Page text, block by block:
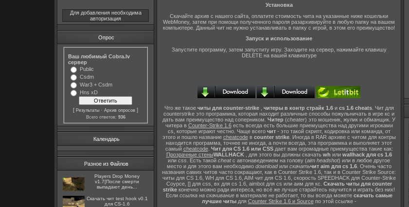
Для добавления необходима
авторизация
Опрос
Ваш любимый Cobra.lv
сервер
Public
Csdm
War3 + Csdm
Hns xD
[ Результаты · Архив опросов ]
Всего ответов: 936
Календарь
Разное из Файлов
Players Drop Money
v1.7[После смерти
выпадают день...
Скачать чит test hook v0.1
для CS-1.6
Установка
Скачайте архив с нашего сайта, оплатите стоимость чита на указанные ниже кошельки
WebMoney, затем при помощи полученного пароля разархивируйте в любую папку на вашем
компьютере. Данный чит не нужно устанавливать в папку с игрой, в этом его преимущество!
Запуск и использование
Запустите программу, затем запуститу игру. Заходите на сервер, нажимайте клавишу
DELETE на вашей клавиатуре
Что же такое читы для counter-strike, читеры в контр страйк 1.6и cs 1.6 cheats. Чит для
counterstrike это программка, которая находит различные способы пожульничать в игре кс и
дать вам преимущество над соперником. Читер (cheater) это мошеник, жулик и обманщик. У
читера в Counter-Strike 1.6есть всегда есть большие приемущества над другими игроками
cs, которые играют честно. Чаще всего чит- это такой скрипт, кодировка или команда, от
этого и пошло название cheatcodeв counter strike. Иногда в RAR архиве с читом для контры
находится программа, точнее не иногда, а почти всегда, эта программка и выполняет этот
самый cheatcode. Чит для CS 1.6 или CSSдает вам огромадные приемущества такие как:
Прозрачные стеныWALLHACK , для этого вы должны скачать wh или wallhack для cs 1.6
или css . Есть такой cheatс автонаведением на голову (aim headshot) или в любое другое
место и для этого вам необходимо downloadили скачатьчит aim для cs 1.6. Очень часто
названия самих читов часто сокращают, как в Counter Strike 1.6, так и в Counter Strike Source:
читы для CS 1.6, WH для CS 1.6, AIM чит для CS 1.6, скорость SPEEDHACK для Counter-Strike
Соурсе, [] для css, вх для cs 1.6, aimbot для cs или аим для кс. Скачать читы для counter
strike конечно можно ради интереса, но всё же лучше старайтесь научится и играть без них!
Если ссылка на скачиваниев материале не работает, то вы всегда можете скачать самые
лучшие читыдля Counter Strike 1.6 и Sourceпо этой ссылке -